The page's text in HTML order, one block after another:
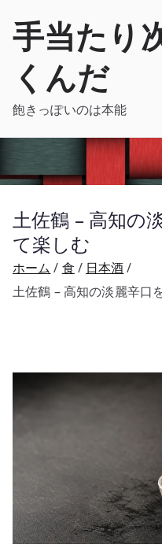
手当たり
くんだ
飽きっぽいのは本能
土佐鶴 – 高知の
て楽しむ
ホーム 食
日本酒
土佐鶴 – 高知の淡麗辛口